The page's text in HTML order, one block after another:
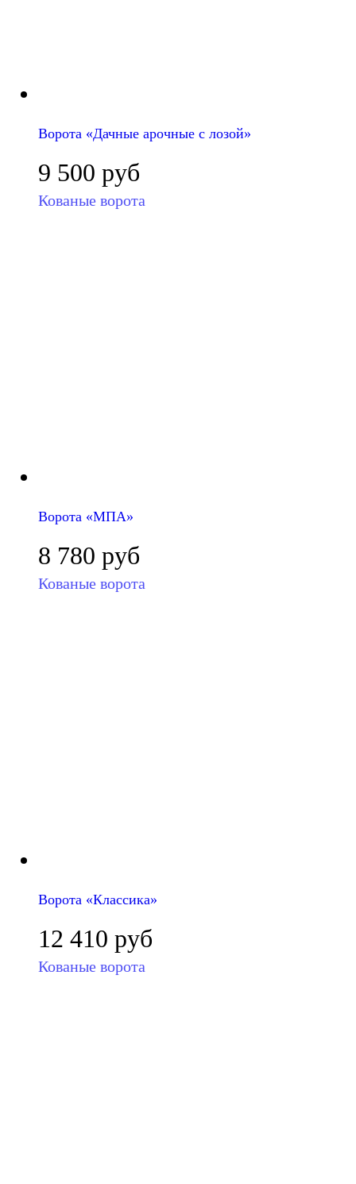
Ворота «Дачные арочные с лозой»
9 500 руб
Кованые ворота
Ворота «МПА»
8 780 руб
Кованые ворота
Ворота «Классика»
12 410 руб
Кованые ворота